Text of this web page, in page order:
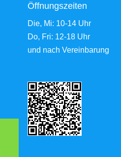
Öffnungszeiten
Die, Mi: 10-14 Uhr
Do, Fri: 12-18 Uhr
und nach Vereinbarung